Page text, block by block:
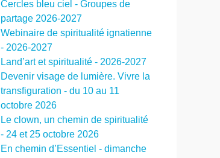
Cercles bleu ciel - Groupes de
partage 2026-2027
Webinaire de spiritualité ignatienne
- 2026-2027
Land’art et spiritualité - 2026-2027
Devenir visage de lumière. Vivre la
transfiguration - du 10 au 11
octobre 2026
Le clown, un chemin de spiritualité
- 24 et 25 octobre 2026
En chemin d’Essentiel - dimanche